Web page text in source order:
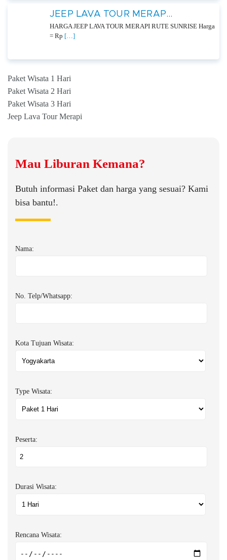
JEEP LAVA TOUR MERAP...
HARGA JEEP LAVA TOUR MERAPI RUTE SUNRISE Harga
= Rp […]
Paket Wisata 1 Hari
Paket Wisata 2 Hari
Paket Wisata 3 Hari
Jeep Lava Tour Merapi
Mau Liburan Kemana?
Butuh informasi Paket dan harga yang sesuai? Kami
bisa bantu!.
Nama:
No. Telp/Whatsapp:
Kota Tujuan Wisata:
Type Wisata:
Peserta:
Durasi Wisata:
Rencana Wisata: